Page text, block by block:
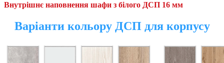
Внутрішнє наповнення шафи з білого ДСП 16 мм
Варіанти кольору ДСП для корпусу